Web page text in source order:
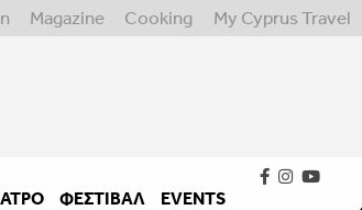
Magazine Cooking My Cyprus Travel
ΦΕΣΤΙΒΑΛ
EVENTS